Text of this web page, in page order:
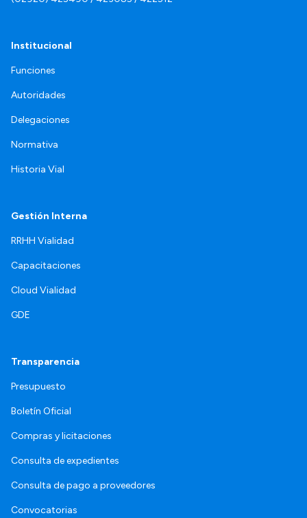
Institucional
Funciones
Autoridades
Delegaciones
Normativa
Historia Vial
Gestión Interna
RRHH Vialidad
Capacitaciones
Cloud Vialidad
GDE
Transparencia
Presupuesto
Boletín Oficial
Compras y licitaciones
Consulta de expedientes
Consulta de pago a proveedores
Convocatorias